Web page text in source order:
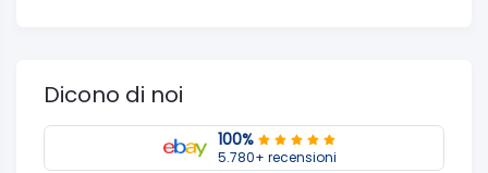
Dicono di noi
100%
5.780+ recensioni